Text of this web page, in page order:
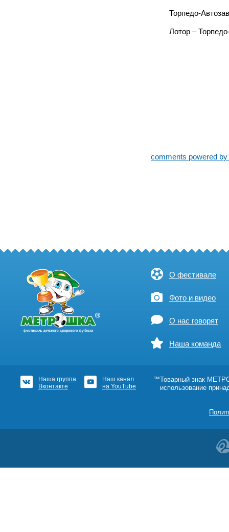
Торпедо-
Лотор – Торпедо-
comments powered
О фестивале
Фото и видео
О нас говорят
Наша команда
Наша группа
Вконтакте
Наш канал
на YouTube
™Товарный знак
использование